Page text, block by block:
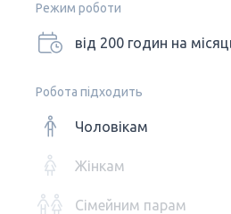
Режим роботи
від 200 годин на
Робота підходить
Чоловікам
Жінкам
Сімейним парам